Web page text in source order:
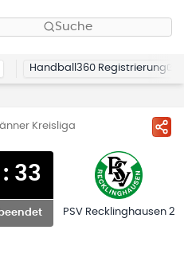
Suche
Handball360 Registrierung
Kreisliga
: 33
PSV Recklinghausen 2